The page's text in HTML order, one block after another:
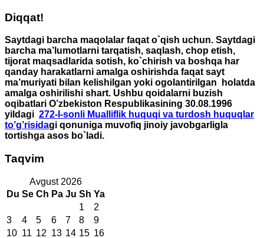
Diqqat!
Saytdagi barcha maqolalar faqat o`qish uchun. Saytdagi
barcha ma’lumotlarni tarqatish, saqlash, chop etish,
tijorat maqsadlarida sotish, ko`chirish va boshqa har
qanday harakatlarni amalga oshirishda faqat sayt
ma’muriyati bilan kelishilgan yoki ogolantirilgan holatda
amalga oshirilishi shart. Ushbu qoidalarni buzish
oqibatlari O’zbekiston Respublikasining 30.08.1996
yildagi 272-I-sonli Mualliflik huquqi va turdosh huquqlar
to’g’risidagi qonuniga muvofiq jinoiy javobgarligla
tortishga asos bo`ladi.
Taqvim
Avgust 2026
Du Se Ch Pa Ju Sh Ya
1
2
3
4 5 6 7 8
9
10 11 12 13 14 15 16